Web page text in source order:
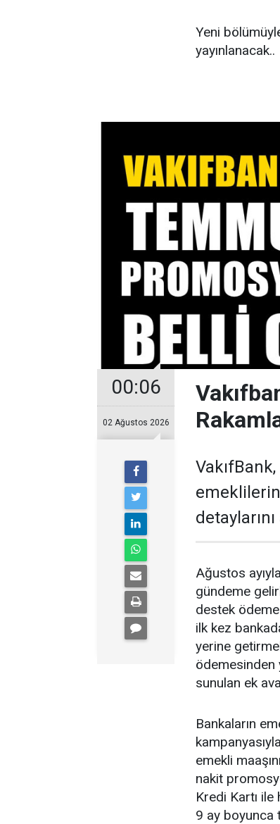
Yeni
yayınlanacak..
00:06
02 Ağustos 2026
detaylarını
Ağustos
gündeme
destek
ilk kez
yerine
ödemesinden
sunulan ek
Bankaların
emekli
nakit
Kredi Kartı
9 ay boyunca